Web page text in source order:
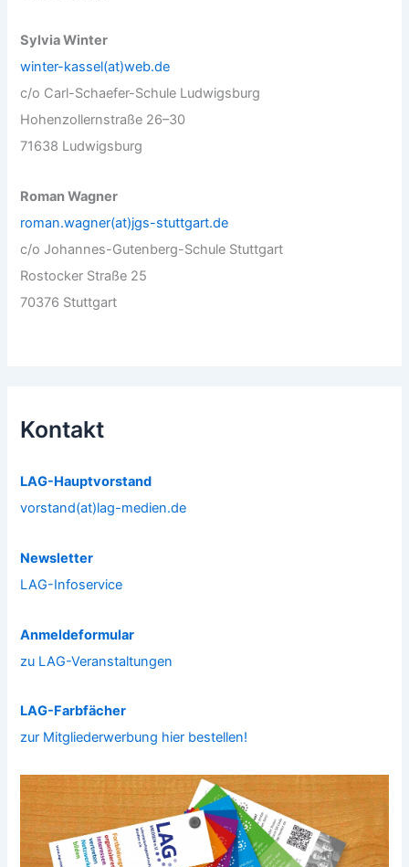
Sylvia Winter
winter-kassel(at)web.de
c/o Carl-Schaefer-Schule Ludwigsburg
Hohenzollernstraße 26–30
71638 Ludwigsburg
Roman Wagner
roman.wagner(at)jgs-stuttgart.de
c/o Johannes-Gutenberg-Schule Stuttgart
Rostocker Straße 25
70376 Stuttgart
Kontakt
LAG-Hauptvorstand
vorstand(at)lag-medien.de
Newsletter
LAG-Infoservice
Anmeldeformular
zu LAG-Veranstaltungen
LAG-Farbfächer
zur Mitgliederwerbung hier bestellen!